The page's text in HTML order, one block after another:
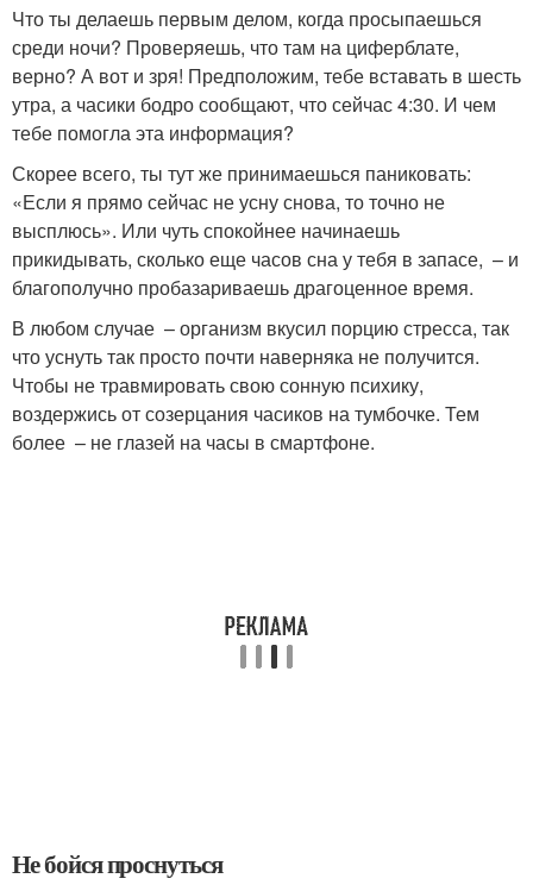
Что ты делаешь первым делом, когда просыпаешься
среди ночи? Проверяешь, что там на циферблате,
верно? А вот и зря! Предположим, тебе вставать в шесть
утра, а часики бодро сообщают, что сейчас 4:30. И чем
тебе помогла эта информация?
Скорее всего, ты тут же принимаешься паниковать:
«Если я прямо сейчас не усну снова, то точно не
высплюсь». Или чуть спокойнее начинаешь
прикидывать, сколько еще часов сна у тебя в запасе, – и
благополучно пробазариваешь драгоценное время.
В любом случае – организм вкусил порцию стресса, так
что уснуть так просто почти наверняка не получится.
Чтобы не травмировать свою сонную психику,
воздержись от созерцания часиков на тумбочке. Тем
более – не глазей на часы в смартфоне.
Не бойся проснуться